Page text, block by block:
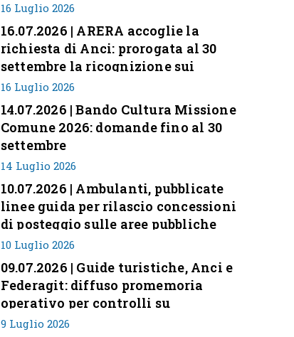
16 Luglio 2026
16.07.2026 | ARERA accoglie la
richiesta di Anci: prorogata al 30
settembre la ricognizione sui
corrispettivi
16 Luglio 2026
14.07.2026 | Bando Cultura Missione
Comune 2026: domande fino al 30
settembre
14 Luglio 2026
10.07.2026 | Ambulanti, pubblicate
linee guida per rilascio concessioni
di posteggio sulle aree pubbliche
10 Luglio 2026
09.07.2026 | Guide turistiche, Anci e
Federagit: diffuso promemoria
operativo per controlli su
professione
9 Luglio 2026